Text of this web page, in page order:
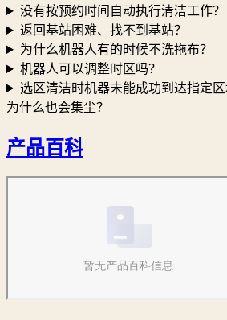
没有按预约时间自动执行清洁工作？
返回基站困难、找不到基站？
为什么机器人有的时候不洗拖布？
机器人可以调整时区吗？
选区清洁时机器未能成功到达指定
为什么也会集尘？
产品百科